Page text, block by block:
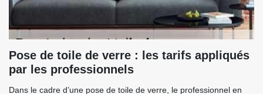
Pose de toile de verre : les tarifs appliqués
par les professionnels
Dans le cadre d’une pose de toile de verre, le professionnel en